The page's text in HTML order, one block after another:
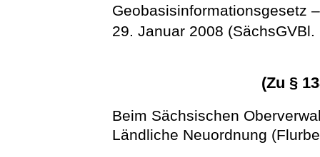
Geobasisinformationsgesetz
29. Januar 2008
(Zu §
Beim Sächsischen
Ländliche Neuordnung